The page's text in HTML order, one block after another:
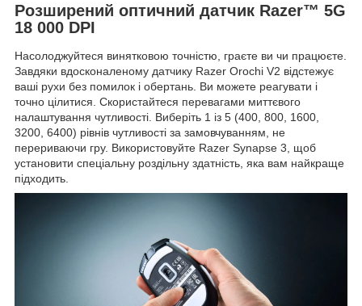
Розширений оптичний датчик Razer™ 5G
18 000 DPI
Насолоджуйтеся винятковою точністю, граєте ви чи працюєте.
Завдяки вдосконаленому датчику Razer Orochi V2 відстежує
ваші рухи без помилок і обертань. Ви можете реагувати і
точно цілитися. Скористайтеся перевагами миттєвого
налаштування чутливості. Виберіть 1 із 5 (400, 800, 1600,
3200, 6400) рівнів чутливості за замовчуванням, не
перериваючи гру. Використовуйте Razer Synapse 3, щоб
установити спеціальну роздільну здатність, яка вам найкраще
підходить.